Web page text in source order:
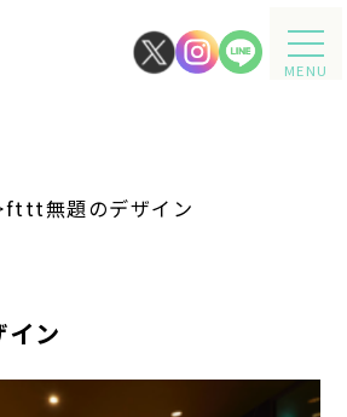
MENU
fttt無題のデザイン
ン